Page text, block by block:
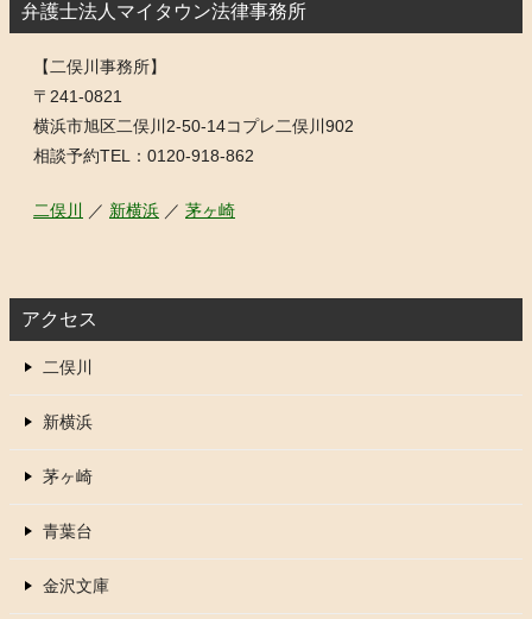
弁護士法人マイタウン法律事務所
【二俣川事務所】
〒241-0821
横浜市旭区二俣川2-50-14コプレ二俣川902
相談予約TEL：0120-918-862
二俣川 ／ 新横浜 ／ 茅ヶ崎
アクセス
二俣川
新横浜
茅ヶ崎
青葉台
金沢文庫